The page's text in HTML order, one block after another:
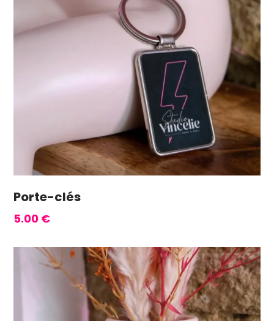
Porte-clés
5.00 €